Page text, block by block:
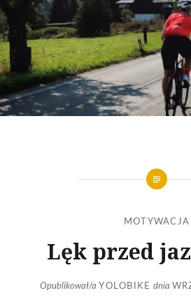
MOTYWACJA
Lęk przed
Opublikował/a YOLOBIKE dnia